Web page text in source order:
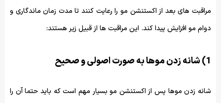
مراقبت های بعد از اکستنشن مو را رعایت کنند تا مدت زمان ماندگاری و
دوام مو افزایش پیدا کند. این مراقبت ها از قبیل زیر هستند:
1) شانه زدن موها به صورت اصولی و صحیح
شانه زدن موها پس از اکستنشن مو بسیار مهم است که باید حتما آن را